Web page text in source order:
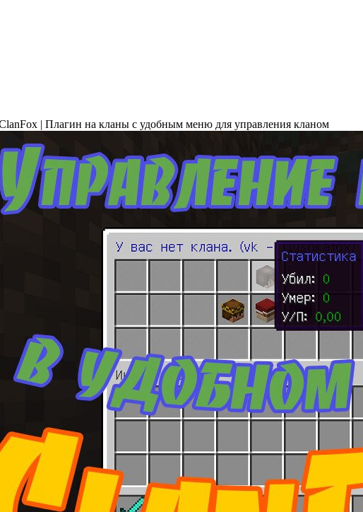
| Плагин на кланы с удобным меню для управления кланом